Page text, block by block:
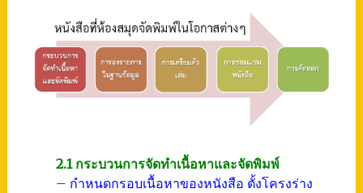
2.1 กระบวนการจัดทำเนื้อหาและจัดพิมพ์
– กำหนดกรอบเนื้อหาของหนังสือ ตั้งโครงร่าง